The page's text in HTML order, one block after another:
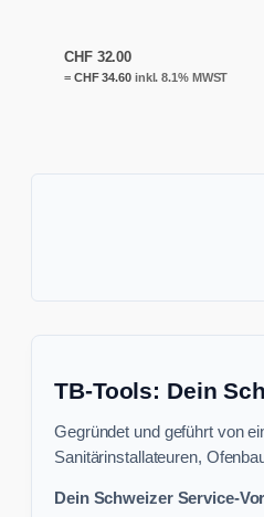
CHF32.00
= CHF34.60inkl. 8.1% MWST
TB-Tools: Dein
Gegründet und geführt von
Sanitärinstallateuren,
Dein Schweizer Service-